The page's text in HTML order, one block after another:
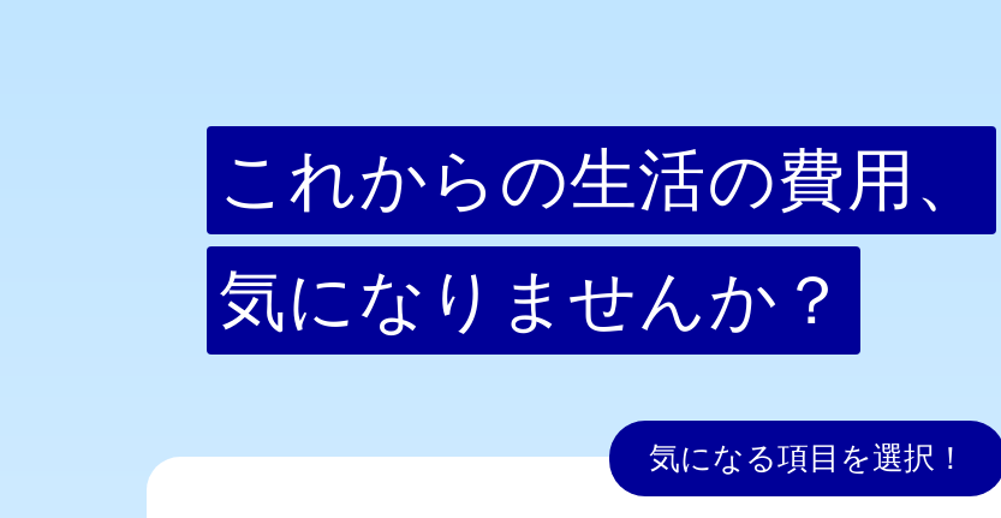
これからの生活の費用、
気になりませんか？
気になる項目を選択！